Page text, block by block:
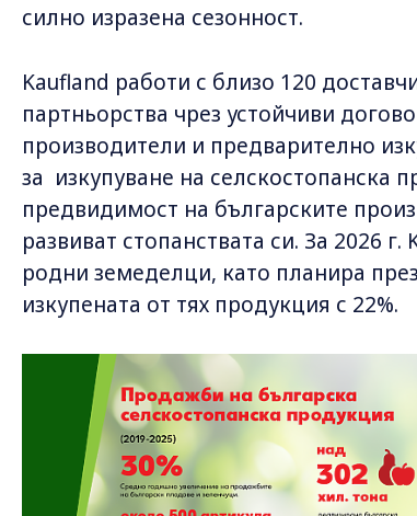
силно изразена сезонност.
Kaufland работи с близо 120
партньорства чрез устойчиви
производители и предварително
за изкупуване на селскостопанска
предвидимост на българските
развиват стопанствата си. За 2026
родни земеделци, като планира
изкупената от тях продукция с 22%.